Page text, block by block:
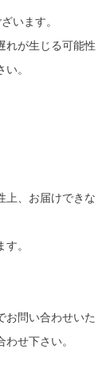
います。
れが生じる可能性
。
上、お届けできな
。
お問い合わせいた
せ下さい。